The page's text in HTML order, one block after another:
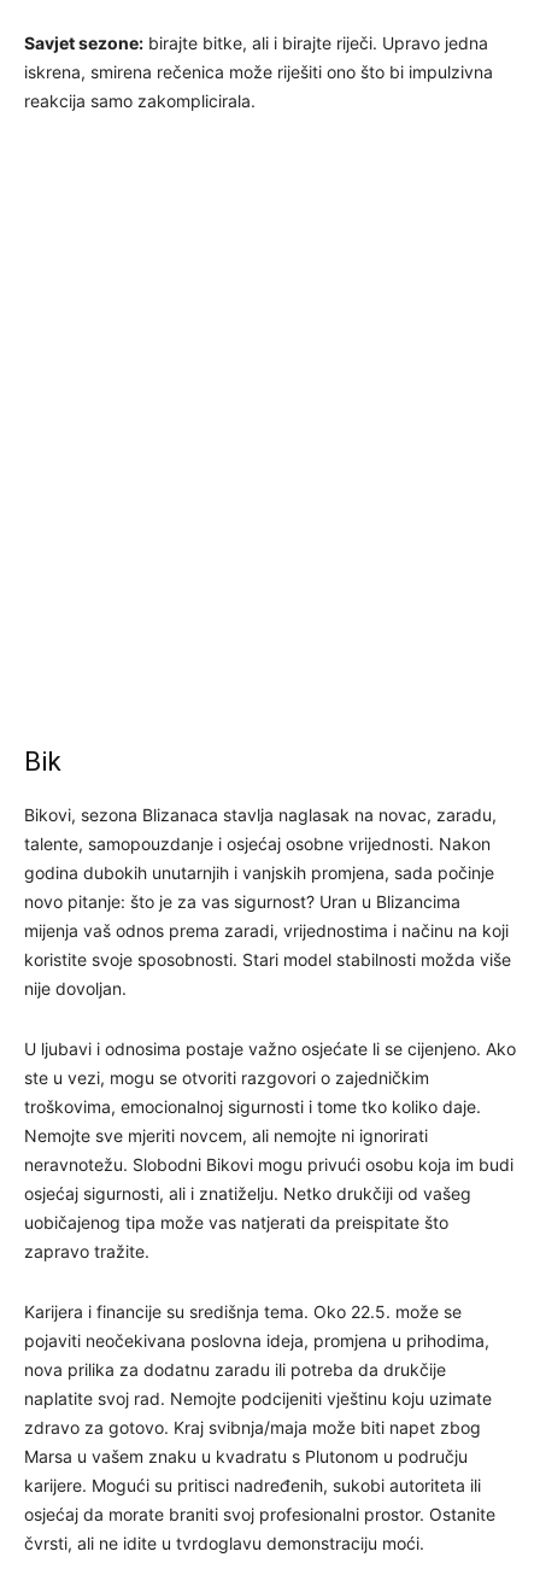
Savjet sezone: birajte bitke, ali i birajte riječi. Upravo jedna
iskrena, smirena rečenica može riješiti ono što bi impulzivna
reakcija samo zakomplicirala.
Bik
Bikovi, sezona Blizanaca stavlja naglasak na novac, zaradu,
talente, samopouzdanje i osjećaj osobne vrijednosti. Nakon
godina dubokih unutarnjih i vanjskih promjena, sada počinje
novo pitanje: što je za vas sigurnost? Uran u Blizancima
mijenja vaš odnos prema zaradi, vrijednostima i načinu na koji
koristite svoje sposobnosti. Stari model stabilnosti možda više
nije dovoljan.
U ljubavi i odnosima postaje važno osjećate li se cijenjeno. Ako
ste u vezi, mogu se otvoriti razgovori o zajedničkim
troškovima, emocionalnoj sigurnosti i tome tko koliko daje.
Nemojte sve mjeriti novcem, ali nemojte ni ignorirati
neravnotežu. Slobodni Bikovi mogu privući osobu koja im budi
osjećaj sigurnosti, ali i znatiželju. Netko drukčiji od vašeg
uobičajenog tipa može vas natjerati da preispitate što
zapravo tražite.
Karijera i financije su središnja tema. Oko 22.5. može se
pojaviti neočekivana poslovna ideja, promjena u prihodima,
nova prilika za dodatnu zaradu ili potreba da drukčije
naplatite svoj rad. Nemojte podcijeniti vještinu koju uzimate
zdravo za gotovo. Kraj svibnja/maja može biti napet zbog
Marsa u vašem znaku u kvadratu s Plutonom u području
karijere. Mogući su pritisci nadređenih, sukobi autoriteta ili
osjećaj da morate braniti svoj profesionalni prostor. Ostanite
čvrsti, ali ne idite u tvrdoglavu demonstraciju moći.